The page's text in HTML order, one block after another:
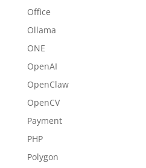
Office
Ollama
ONE
OpenAI
OpenClaw
OpenCV
Payment
PHP
Polygon